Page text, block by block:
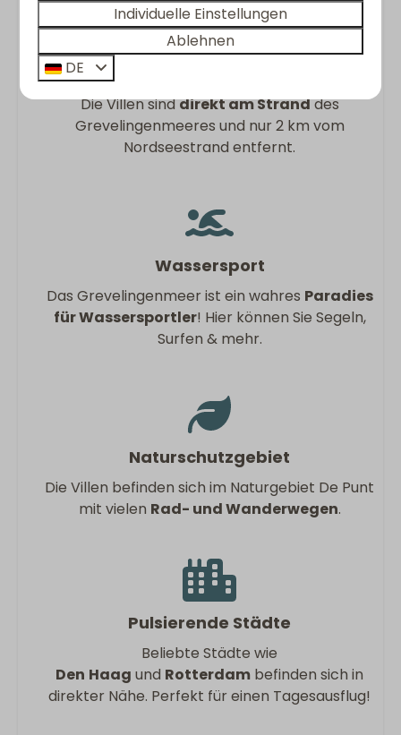
Die Villen sinddirekt am Stranddes
Grevelingenmeeres und nur 2 km vom
Nordseestrand entfernt.
Wassersport
Das Grevelingenmeer ist ein wahres Paradies
für Wassersportler! Hier können Sie Segeln,
Surfen & mehr.
Naturschutzgebiet
Die Villen befinden sich im Naturgebiet De Punt
mit vielen Rad- und Wanderwegen.
Pulsierende Städte
Beliebte Städte wie
Den Haag und Rotterdam befinden sich in
direkter Nähe. Perfekt für einen Tagesausflug!
Individuelle Einstellungen
Ablehnen
DE